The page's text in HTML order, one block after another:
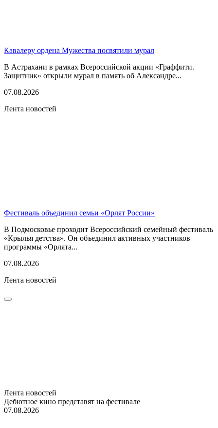
Кавалеру ордена Мужества посвятили мурал
В Астрахани в рамках Всероссийской акции «Граффити.
Защитник» открыли мурал в память об Александре...
07.08.2026
Лента новостей
Фестиваль объединил семьи «Орлят России»
В Подмосковье проходит Всероссийский семейный фестиваль
«Крылья детства». Он объединил активных участников
программы «Орлята...
07.08.2026
Лента новостей
Лента новостей
Дебютное кино представят на фестивале
07.08.2026